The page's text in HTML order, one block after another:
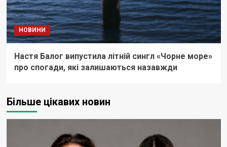
НОВИНИ
Настя Балог випустила літній сингл «Чорне море»
про спогади, які залишаються назавжди
Більше цікавих новин